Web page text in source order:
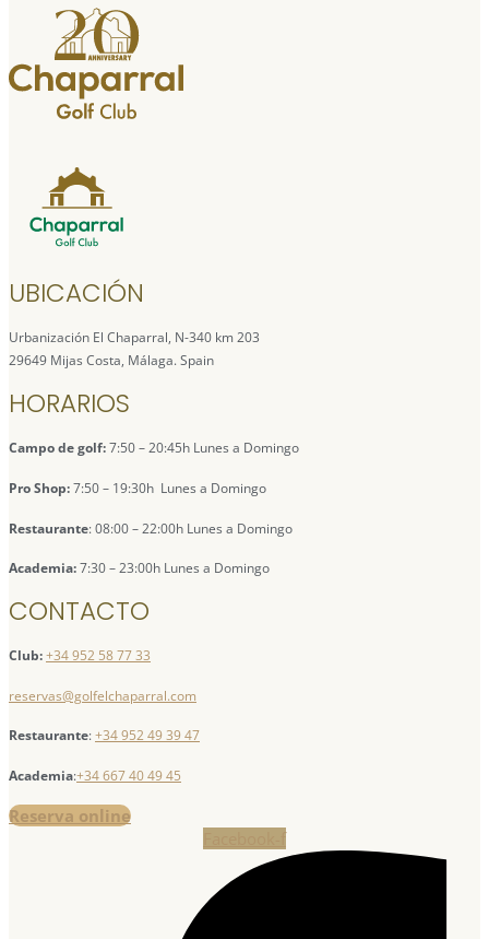
UBICACIÓN
Urbanización El Chaparral, N-340 km 203
29649 Mijas Costa, Málaga. Spain
HORARIOS
Campo de golf:7:50 – 20:45h Lunes a Domingo
Pro Shop:7:50 – 19:30h Lunes a Domingo
Restaurante: 08:00 – 22:00h Lunes a Domingo
Academia:7:30 – 23:00h Lunes a Domingo
CONTACTO
Club:+34 952 58 77 33
reservas@golfelchaparral.com
Restaurante:+34 952 49 39 47
Academia:+34 667 40 49 45
Reserva online